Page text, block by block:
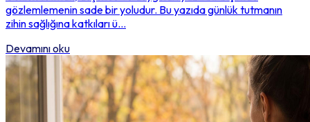
gözlemlemenin sade bir yoludur. Bu yazıda günlük tutmanın
zihin sağlığına katkıları ü...
Devamını oku